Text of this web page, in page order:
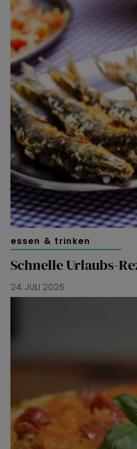
essen & trinken
Schnelle Urlaubs-
24. JULI 2026